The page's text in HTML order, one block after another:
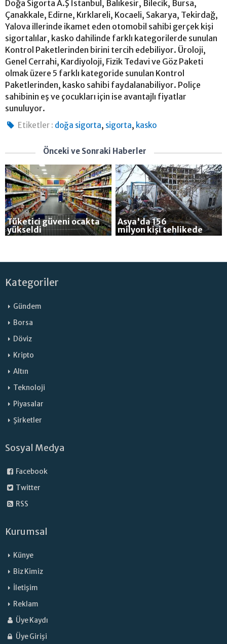
Doğa Sigorta A.Ş İstanbul, Balıkesir, Bilecik, Bursa,
Çanakkale, Edirne, Kırklareli, Kocaeli, Sakarya, Tekirdağ,
Yalova illerinde ikamet eden otomobil sahibi gerçek kişi
sigortalılar, kasko dahilinde farklı kategorilerde sunulan
Kontrol Paketlerinden birini tercih edebiliyor. Üroloji,
Genel Cerrahi, Kardiyoloji, Fizik Tedavi ve Göz Paketi
olmak üzere 5 farklı kategoride sunulan Kontrol
Paketlerinden, kasko sahibi faydalanabiliyor. Poliçe
sahibinin eş ve çocukları için ise avantajlı fiyatlar
sunuluyor.
Etiketler : doğa sigorta, sigorta, kasko
Önceki ve Sonraki Haberler
Tüketici güveni ocakta
yükseldi
Asya'da 156
milyon kişi tehlikede
Kategoriler
Gündem
Borsa
Döviz
Kripto
Altın
Teknoloji
Piyasalar
Şirketler
Sosyal Medya
Facebook
Twitter
RSS
Kurumsal
Künye
Biz Kimiz
İletişim
Reklam
Üye Kaydı
Üye Girişi